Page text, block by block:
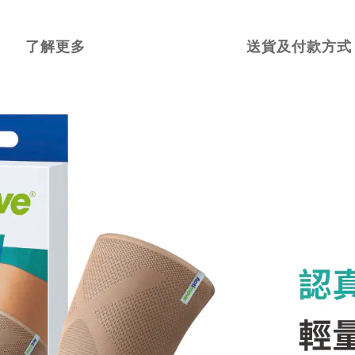
了解更多 送貨及付款方式